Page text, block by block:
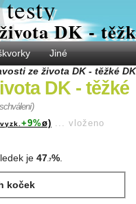
testy
DK -
Jiné
ze života DK - těžké DK
DK - těžké
vyzk.+9%ø) ... vloženo
je 47.7%.
koček